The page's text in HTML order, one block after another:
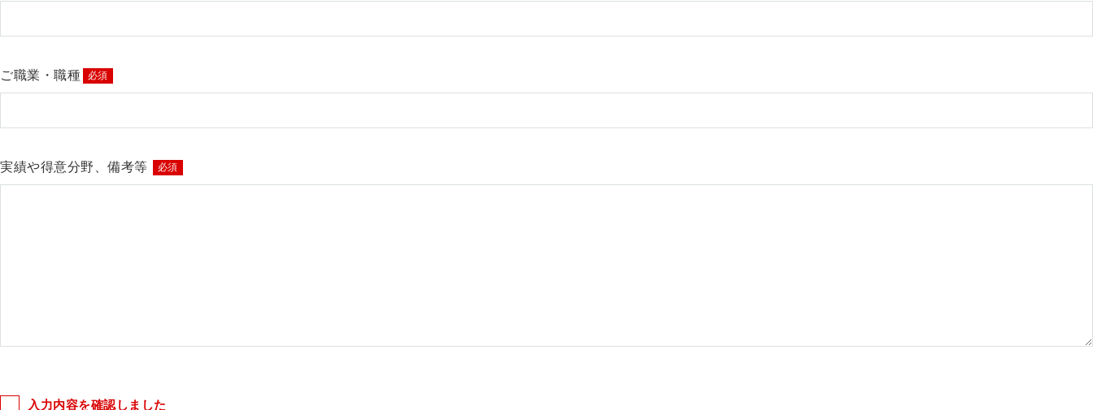
ご職業・職種 必須
実績や得意分野、備考等 必須
入力内容を確認しました